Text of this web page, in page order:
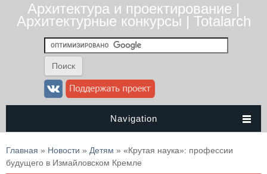
Архитектура и проектирование |
Архитектурные конкурсы | Totalarch
Navigation
Вы здесь
Главная » Новости » Детям » «Крутая наука»: профессии
будущего в Измайловском Кремле